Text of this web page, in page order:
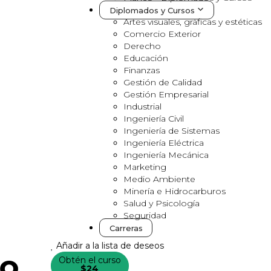
Diplomados y Cursos
Artes visuales, gráficas y estéticas
Comercio Exterior
Derecho
Educación
Finanzas
Gestión de Calidad
Gestión Empresarial
Industrial
Ingeniería Civil
Ingeniería de Sistemas
Ingeniería Eléctrica
Ingeniería Mecánica
Marketing
Medio Ambiente
Minería e Hidrocarburos
Salud y Psicología
Seguridad
Carreras
Añadir a la lista de deseos
Obtén el curso
$24